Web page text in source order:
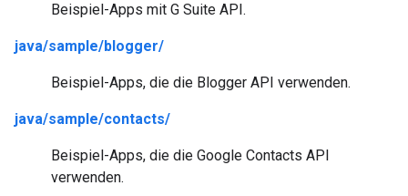
Beispiel-Apps mit G Suite API.
java/sample/blogger/
Beispiel-Apps, die die Blogger API verwenden.
java/sample/contacts/
Beispiel-Apps, die die Google Contacts API
verwenden.